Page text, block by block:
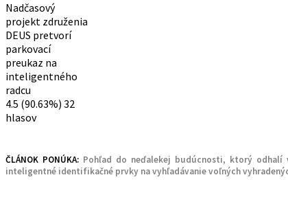
Nadčasový
projekt združenia
DEUS pretvorí
parkovací
preukaz na
inteligentného
radcu
4.5 (90.63%) 32
hlasov
ČLÁNOK PONÚKA: Pohľad do neďalekej budúcnosti, ktorý odhalí
inteligentné identifikačné prvky na vyhľadávanie voľných